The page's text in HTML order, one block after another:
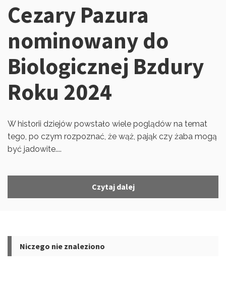
Cezary Pazura
nominowany do
Biologicznej Bzdury
Roku 2024
W historii dziejów powstało wiele poglądów na temat
tego, po czym rozpoznać, że wąż, pająk czy żaba mogą
być jadowite....
Czytaj dalej
Niczego nie znaleziono